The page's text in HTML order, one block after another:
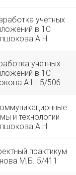
учетных
в 1С
А.Н.
учетных
в 1С
А.Н. 5/506
и технологии
А.Н.
практикум
М.Б. 5/411